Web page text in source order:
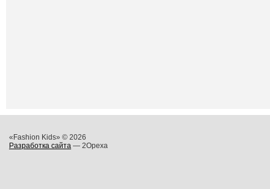
«Fashion Kids» © 2026
Разработка сайта — 2Opexa